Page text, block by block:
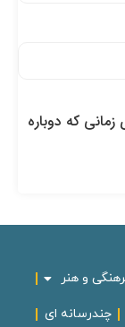
که دوباره
و هنر
ای